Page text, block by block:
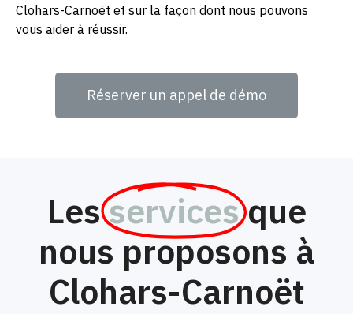
Clohars-Carnoët et sur la façon dont nous pouvons
vous aider à réussir.
Réserver un appel de démo
Lesservices que
nous proposons à
Clohars-Carnoët